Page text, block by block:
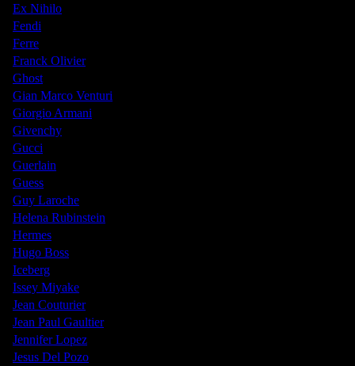
Ex Nihilo
Fendi
Ferre
Franck Olivier
Ghost
Gian Marco Venturi
Giorgio Armani
Givenchy
Gucci
Guerlain
Guess
Guy Laroche
Helena Rubinstein
Hermes
Hugo Boss
Iceberg
Issey Miyake
Jean Couturier
Jean Paul Gaultier
Jennifer Lopez
Jesus Del Pozo